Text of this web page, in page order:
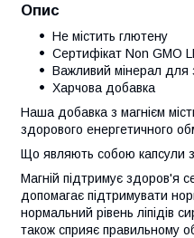
Опис
Не містить глютену
Сертифікат Non GMO
Важливий мінерал для
Харчова добавка
Наша добавка з магнієм
здорового енергетичного
Що являють собою капсули з
Магній підтримує здоров'я
допомагає підтримувати
нормальний рівень ліпідів
також сприяє правильному